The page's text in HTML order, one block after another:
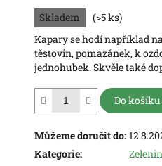
z
5
hvězdiček.
cena:
Skladem
(>5 ks)
Kapary se hodí například
těstovin, pomazánek, k
jednohubek. Skvěle také
Do košíku
Můžeme doručit do:
Kategorie: